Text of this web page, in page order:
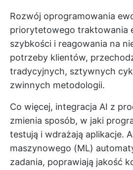
Rozwój oprogramowania
priorytetowego traktowania
szybkości i reagowania na
potrzeby klientów,
tradycyjnych, sztywnych
zwinnych metodologii.
Co więcej, integracja AI z
zmienia sposób, w jaki
testują i wdrażają aplikacje.
maszynowego (ML)
zadania, poprawiają jakość